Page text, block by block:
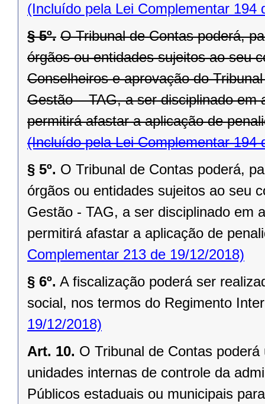
(Incluído pela Lei Complementar 194
§ 5º. O Tribunal de Contas poderá,
órgãos ou entidades sujeitos ao seu
Conselheiros e aprovação do
Gestão – TAG, a ser disciplinado
permitirá afastar a aplicação de
(Incluído pela Lei Complementar 194
§ 5º. O Tribunal de Contas poderá,
órgãos ou entidades sujeitos ao seu
Gestão - TAG, a ser disciplinado em
permitirá afastar a aplicação de
Complementar 213 de 19/12/2018)
§ 6º. A fiscalização poderá ser
social, nos termos do Regimento
19/12/2018)
Art. 10. O Tribunal de Contas
unidades internas de controle da
Públicos estaduais ou municipais